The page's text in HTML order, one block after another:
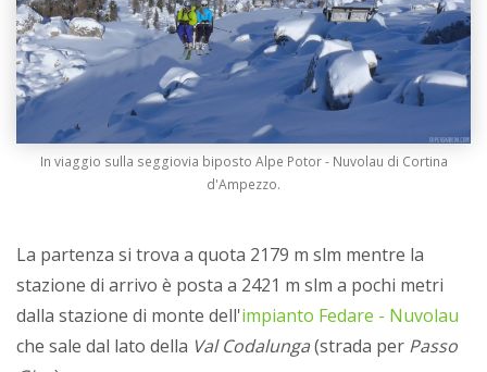
In viaggio sulla seggiovia biposto Alpe Potor - Nuvolau di Cortina
d'Ampezzo.
La partenza si trova a quota 2179 m slm mentre la
stazione di arrivo è posta a 2421 m slm a pochi metri
dalla stazione di monte dell'impianto Fedare - Nuvolau
che sale dal lato della Val Codalunga(strada per Passo